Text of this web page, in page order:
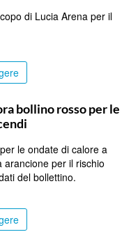
di Lucia Arena per il
bollino rosso per le
le ondate di calore a
arancione per il rischio
del bollettino.